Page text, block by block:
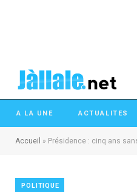
A LA UNE ACTUALITES
Accueil » Présidence : cinq ans
POLITIQUE